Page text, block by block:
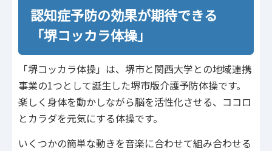
認知症予防の効果が期待できる
「堺コッカラ体操」
「堺コッカラ体操」は、堺市と関西大学との地域連携
事業の1つとして誕生した堺市版介護予防体操です。
楽しく身体を動かしながら脳を活性化させる、ココロ
とカラダを元気にする体操です。
いくつかの簡単な動きを音楽に合わせて組み合わせる